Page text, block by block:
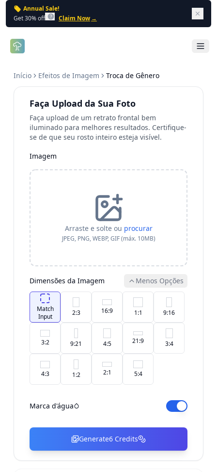
Annual Sale!
Get 30% off
Claim Now →
Open
Início Efeitos de Imagem Troca de Gênero
Faça Upload da Sua Foto
Faça upload de um retrato frontal bem
iluminado para melhores resultados. Certifique-
se de que seu rosto inteiro esteja visível.
Imagem
Arraste e solte ou procurar
JPEG, PNG, WEBP, GIF (máx. 10MB)
Dimensões da Imagem Menos Opções
Match
Input
2:3 16:9 1:1 9:16
3:2 9:21 4:5 21:9 3:4
4:3 1:2 2:1 5:4
Marca d'água
Generate6 Credits